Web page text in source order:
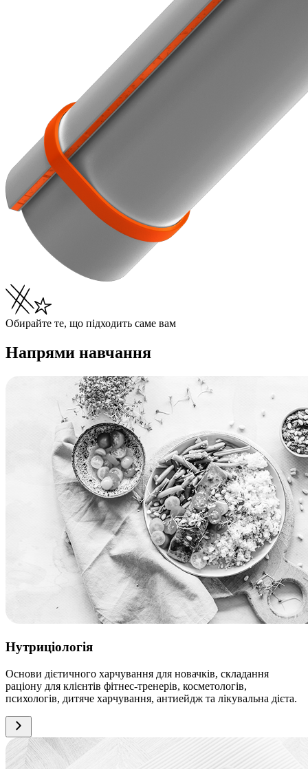
Обирайте те, що підходить саме вам
Напрями навчання
Нутриціологія
Основи дієтичного харчування для новачків, складання
раціону для клієнтів фітнес-тренерів, косметологів,
психологів, дитяче харчування, антиейдж та лікувальна дієта.